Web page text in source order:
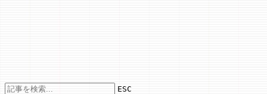
Use arrow keys to navigate results,
ESC